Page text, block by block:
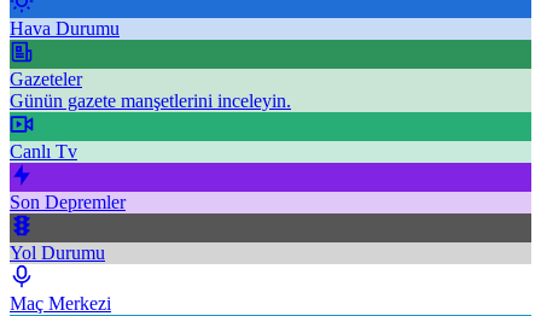
Hava Durumu
Gazeteler
Günün gazete manşetlerini inceleyin.
Canlı Tv
Son Depremler
Yol Durumu
Maç Merkezi